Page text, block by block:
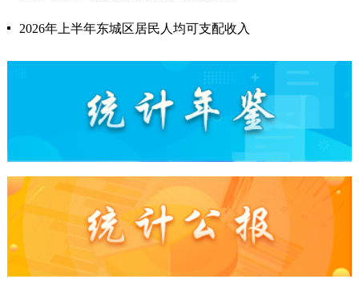
2026年上半年东城区居民人均可支配收入